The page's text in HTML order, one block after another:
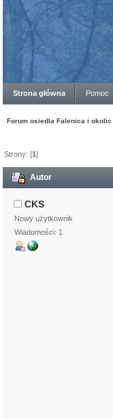
Strona główna Pomoc
Forum osiedla Falenica i okolic
Strony: [1]
Autor
CKS
Nowy użytkownik
Wiadomości: 1